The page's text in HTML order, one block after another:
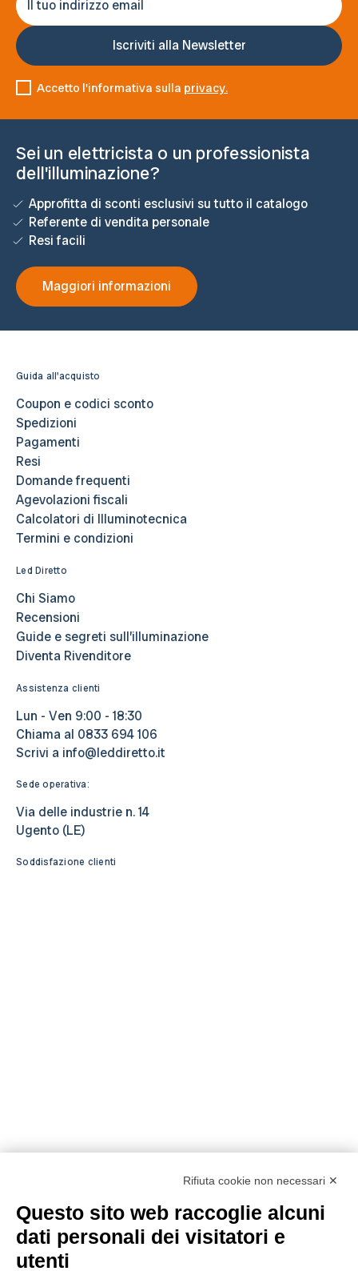
Accetto l'informativa sulla privacy.
Sei un elettricista o un professionista
dell'illuminazione?
Approfitta di sconti esclusivi su tutto il catalogo
Referente di vendita personale
Resi facili
Maggiori informazioni
Guida all'acquisto
Coupon e codici sconto
Spedizioni
Pagamenti
Resi
Domande frequenti
Agevolazioni fiscali
Calcolatori di Illuminotecnica
Termini e condizioni
Led Diretto
Chi Siamo
Recensioni
Guide e segreti sull’illuminazione
Diventa Rivenditore
Assistenza clienti
Lun - Ven 9:00 - 18:30
Chiama al 0833 694 106
Scrivi a info@leddiretto.it
Sede operativa:
Via delle industrie n. 14
Ugento (LE)
Soddisfazione clienti
Metodi di pagamento
Rifiuta cookie non necessari ✕
Questo sito web raccoglie alcuni
dati personali dei visitatori e
utenti